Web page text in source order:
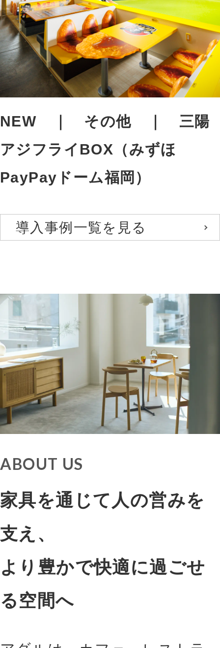
NEW その他
三陽
アジフライBOX（みずほ
PayPayドーム福岡）
導入事例一覧を見る
ABOUT US
家具を通じて人の営みを
支え、
より豊かで快適に過ごせ
る空間へ